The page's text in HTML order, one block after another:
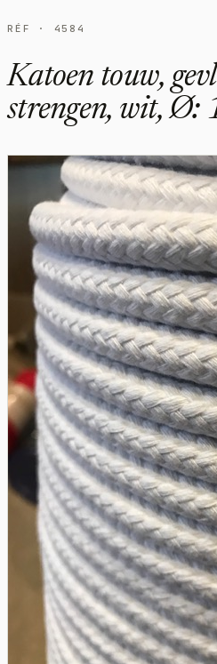
RÉF · 4584
Katoen touw,
strengen, wit, Ø: